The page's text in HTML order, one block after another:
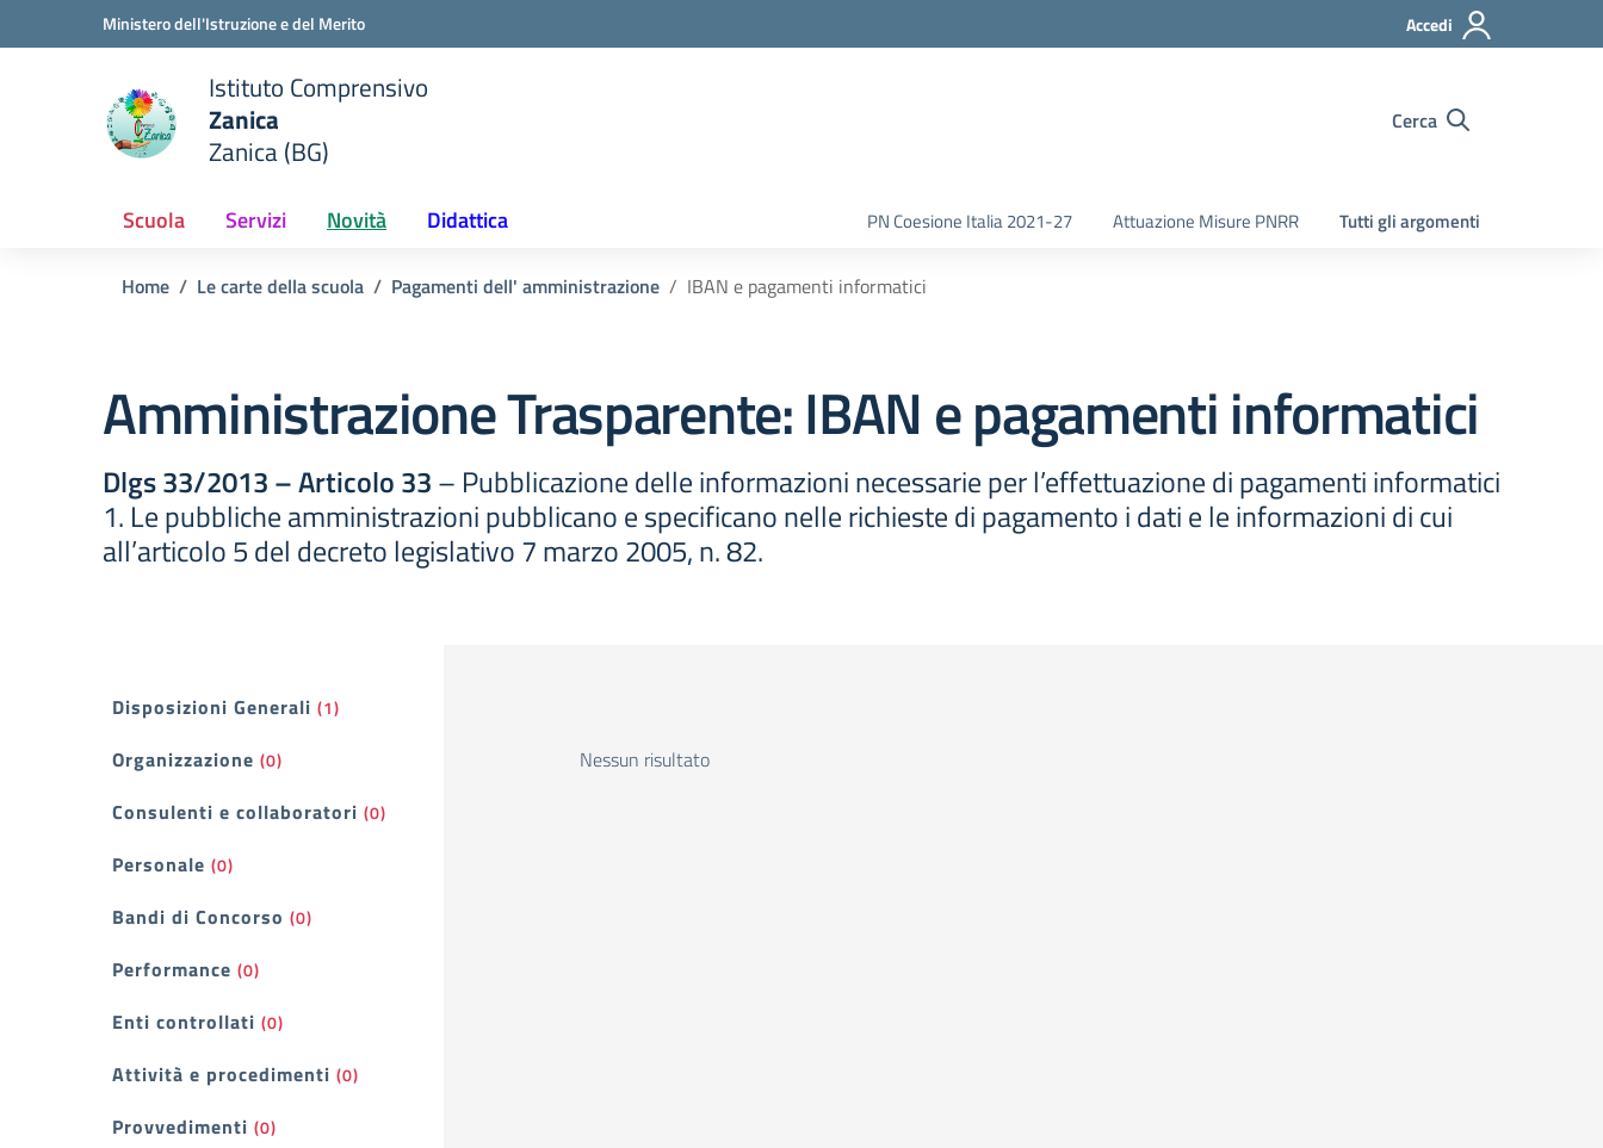
Vai ai contenuti
Vai al menu di navigazioneMinistero dell'Istruzione e del Merito Accedi
scuola
Istituto Comprensivo
Zanica
Zanica (BG)
Cerca
Scuola Servizi Novità Didattica PN Coesione Italia 2021-27 Attuazione Misure PNRR Tutti gli argomenti
Home Le carte della scuola Pagamenti dell' amministrazione IBAN e pagamenti informatici
Amministrazione Trasparente:IBAN e pagamenti informatici
Dlgs 33/2013 – Articolo 33– Pubblicazione delle informazioni necessarie per l’effettuazione di pagamenti informatici
1. Le pubbliche amministrazioni pubblicano e specificano nelle richieste di pagamento i dati e le informazioni di cui
all’articolo 5 del decreto legislativo 7 marzo 2005, n. 82.
Filtri
Disposizioni Generali (1)
Organizzazione (0)
Consulenti e collaboratori (0)
Personale (0)
Bandi di Concorso (0)
Performance (0)
Enti controllati (0)
Attività e procedimenti (0)
Provvedimenti (0)
Nessun risultato